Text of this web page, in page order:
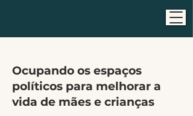
Ocupando os espaços
políticos para melhorar a
vida de mães e crianças